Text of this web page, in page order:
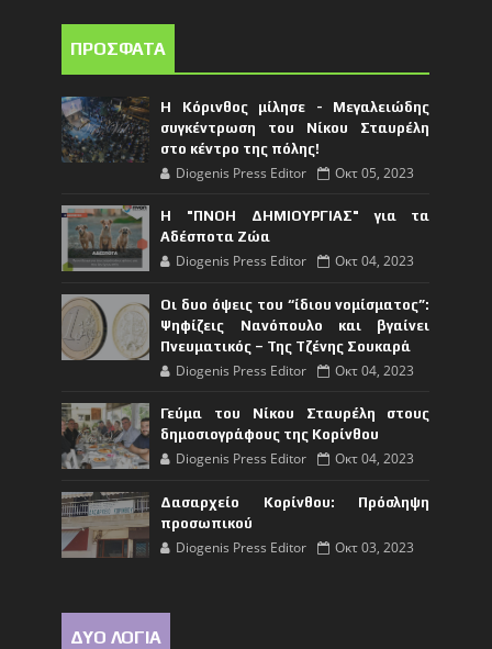
ΠΡΟΣΦΑΤΑ
Η Κόρινθος μίλησε - Μεγαλειώδης
συγκέντρωση του Νίκου Σταυρέλη
στο κέντρο της πόλης!
Diogenis Press Editor Οκτ 05, 2023
Η "ΠΝΟΗ ΔΗΜΙΟΥΡΓΙΑΣ" για τα
Αδέσποτα Ζώα
Diogenis Press Editor Οκτ 04, 2023
Οι δυο όψεις του “ίδιου νομίσματος”:
Ψηφίζεις Νανόπουλο και βγαίνει
Πνευματικός – Της Τζένης Σουκαρά
Diogenis Press Editor Οκτ 04, 2023
Γεύμα του Νίκου Σταυρέλη στους
δημοσιογράφους της Κορίνθου
Diogenis Press Editor Οκτ 04, 2023
Δασαρχείο Κορίνθου: Πρόσληψη
προσωπικού
Diogenis Press Editor Οκτ 03, 2023
ΔΥΟ ΛΟΓΙΑ